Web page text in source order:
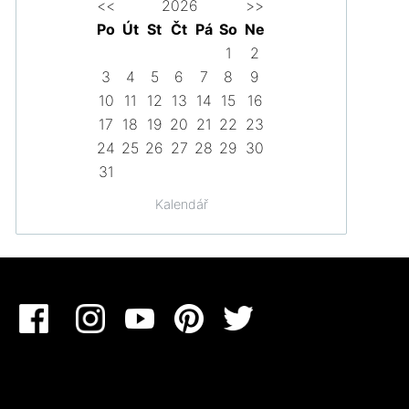
Kalendář
<< 2026
>>
Po Út St Čt Pá So Ne
1
2
3
4 5 6 7 8
9
10
11 12 13 14 15
16
17 18 19 20 21 22 23
24 25 26 27 28 29 30
31